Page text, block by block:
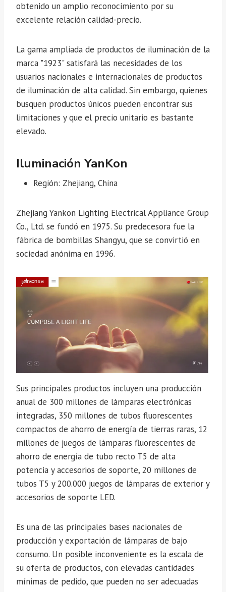
obtenido un amplio reconocimiento por su
excelente relación calidad-precio.
La gama ampliada de productos de iluminación de la
marca "1923" satisfará las necesidades de los
usuarios nacionales e internacionales de productos
de iluminación de alta calidad. Sin embargo, quienes
busquen productos únicos pueden encontrar sus
limitaciones y que el precio unitario es bastante
elevado.
Iluminación YanKon
Región: Zhejiang, China
Zhejiang Yankon Lighting Electrical Appliance Group
Co., Ltd. se fundó en 1975. Su predecesora fue la
fábrica de bombillas Shangyu, que se convirtió en
sociedad anónima en 1996.
Sus principales productos incluyen una producción
anual de 300 millones de lámparas electrónicas
integradas, 350 millones de tubos fluorescentes
compactos de ahorro de energía de tierras raras, 12
millones de juegos de lámparas fluorescentes de
ahorro de energía de tubo recto T5 de alta
potencia y accesorios de soporte, 20 millones de
tubos T5 y 200.000 juegos de lámparas de exterior y
accesorios de soporte LED.
Es una de las principales bases nacionales de
producción y exportación de lámparas de bajo
consumo. Un posible inconveniente es la escala de
su oferta de productos, con elevadas cantidades
mínimas de pedido, que pueden no ser adecuadas